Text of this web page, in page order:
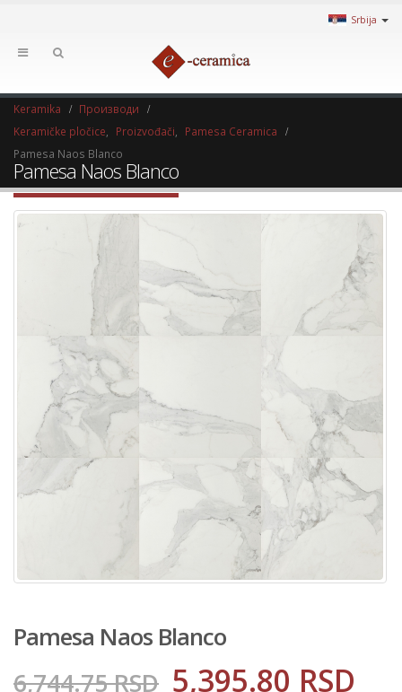
Srbija
Keramika
Производи
Keramičke pločice
Proizvođači
Pamesa Ceramica
Pamesa Naos Blanco
Pamesa Naos Blanco
Pamesa Naos Blanco
6,744.75RSD 5,395.80 RSD